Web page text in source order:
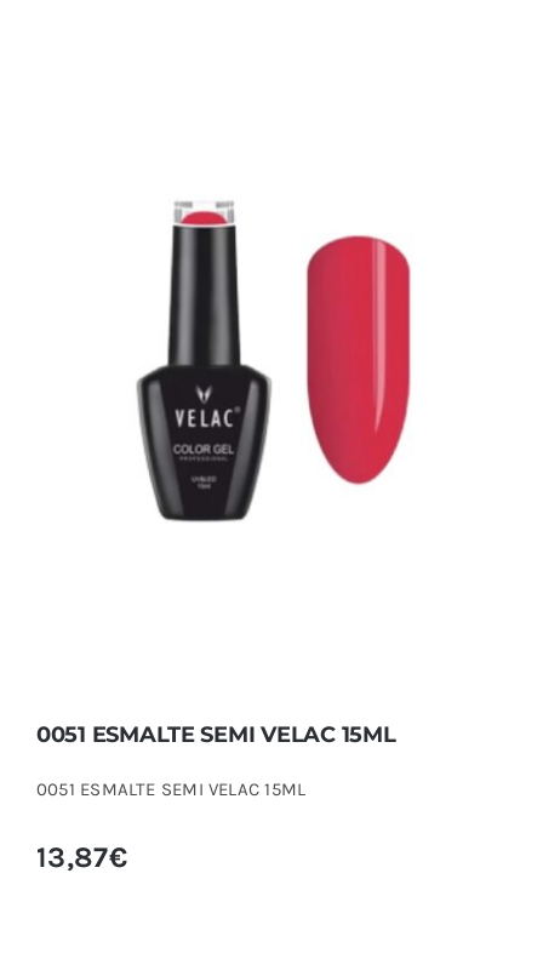
0051 ESMALTE SEMI VELAC 15ML
0051 ESMALTE SEMI VELAC 15ML
0051 ESMALTE SEMI VELAC 15ML
13,87€